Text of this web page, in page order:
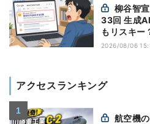
33回 生成
もリスキー
万全にして
2026/08/06
アクセスランキング